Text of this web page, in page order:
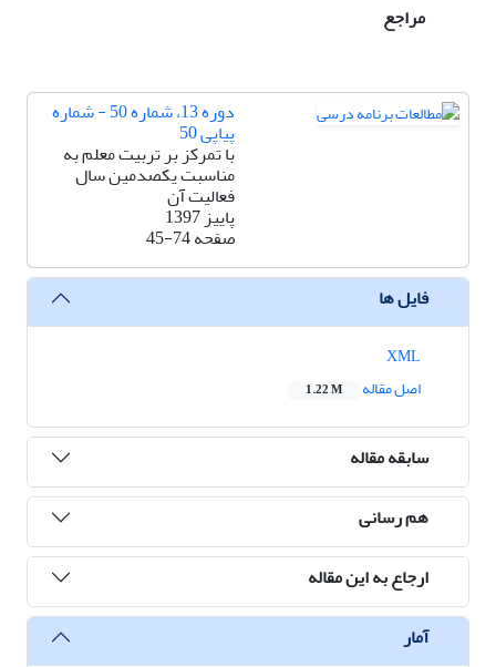
مراجع
دوره 13، شماره 50 - شماره
پیاپی 50
با تمرکز بر تربیت معلم به
مناسبت یکصدمین سال
فعالیت آن
پاییز 1397
صفحه45-74
فایل ها
اصل مقاله
1.22 M
سابقه مقاله
هم رسانی
ارجاع به این مقاله
آمار